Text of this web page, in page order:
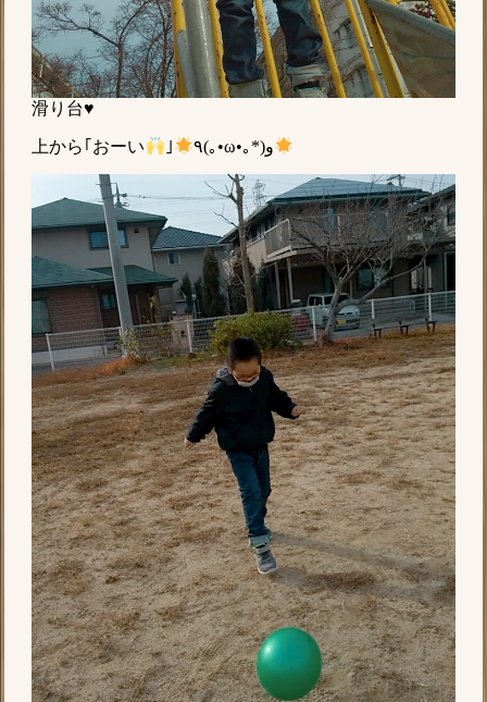
滑り台♥
上から｢おーい ｣ ٩(｡•ω•｡*)و